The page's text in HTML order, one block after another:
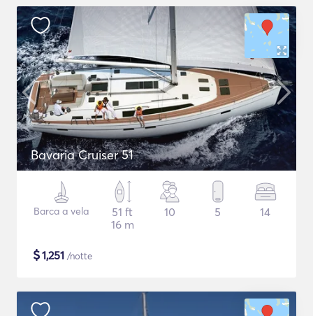
Bavaria Cruiser 51
Barca a vela
51 ft
16 m
10 5 14
$1,251 /notte